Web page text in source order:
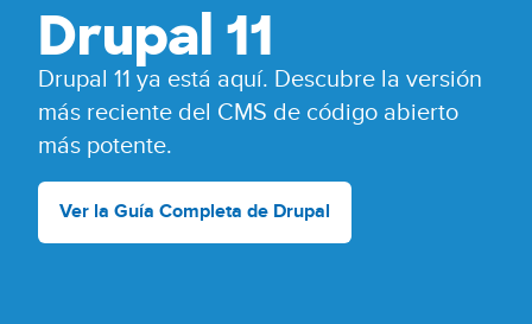
Drupal 11
Drupal 11 ya está aquí. Descubre la versión
más reciente del CMS de código abierto
más potente.
Ver la Guía Completa de Drupal